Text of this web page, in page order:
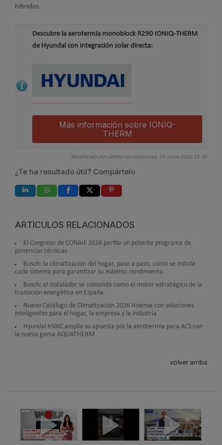
híbridos.
Descubre la aerotermia monoblock R290 IONIQ-THERM
de Hyundai con integración solar directa:
Más información sobre IONIQ-
THERM
Modificado por última vez enViernes, 19 Junio 2026 11:30
¿Te ha resultado útil? Compártelo
ARTÍCULOS RELACIONADOS
El Congreso de CONAIF 2026 perfila un potente programa de
ponencias técnicas
Bosch: la climatización del hogar, paso a paso, cómo se instala
cada sistema para garantizar su máximo rendimiento
Bosch: el instalador se consolida como el motor estratégico de la
transición energética en España
Nuevo Catálogo de Climatización 2026 Hisense con soluciones
inteligentes para el hogar, la empresa y la industria
Hyundai HVAC amplía su apuesta por la aerotermia para ACS con
la nueva gama AQUATHERM
volver arriba